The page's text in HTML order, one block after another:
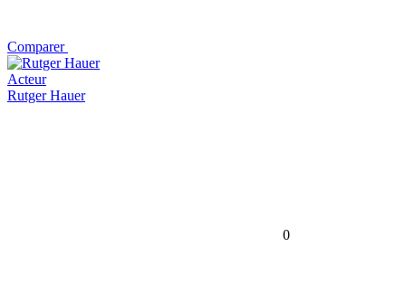
Comparer
Acteur
Rutger Hauer
0